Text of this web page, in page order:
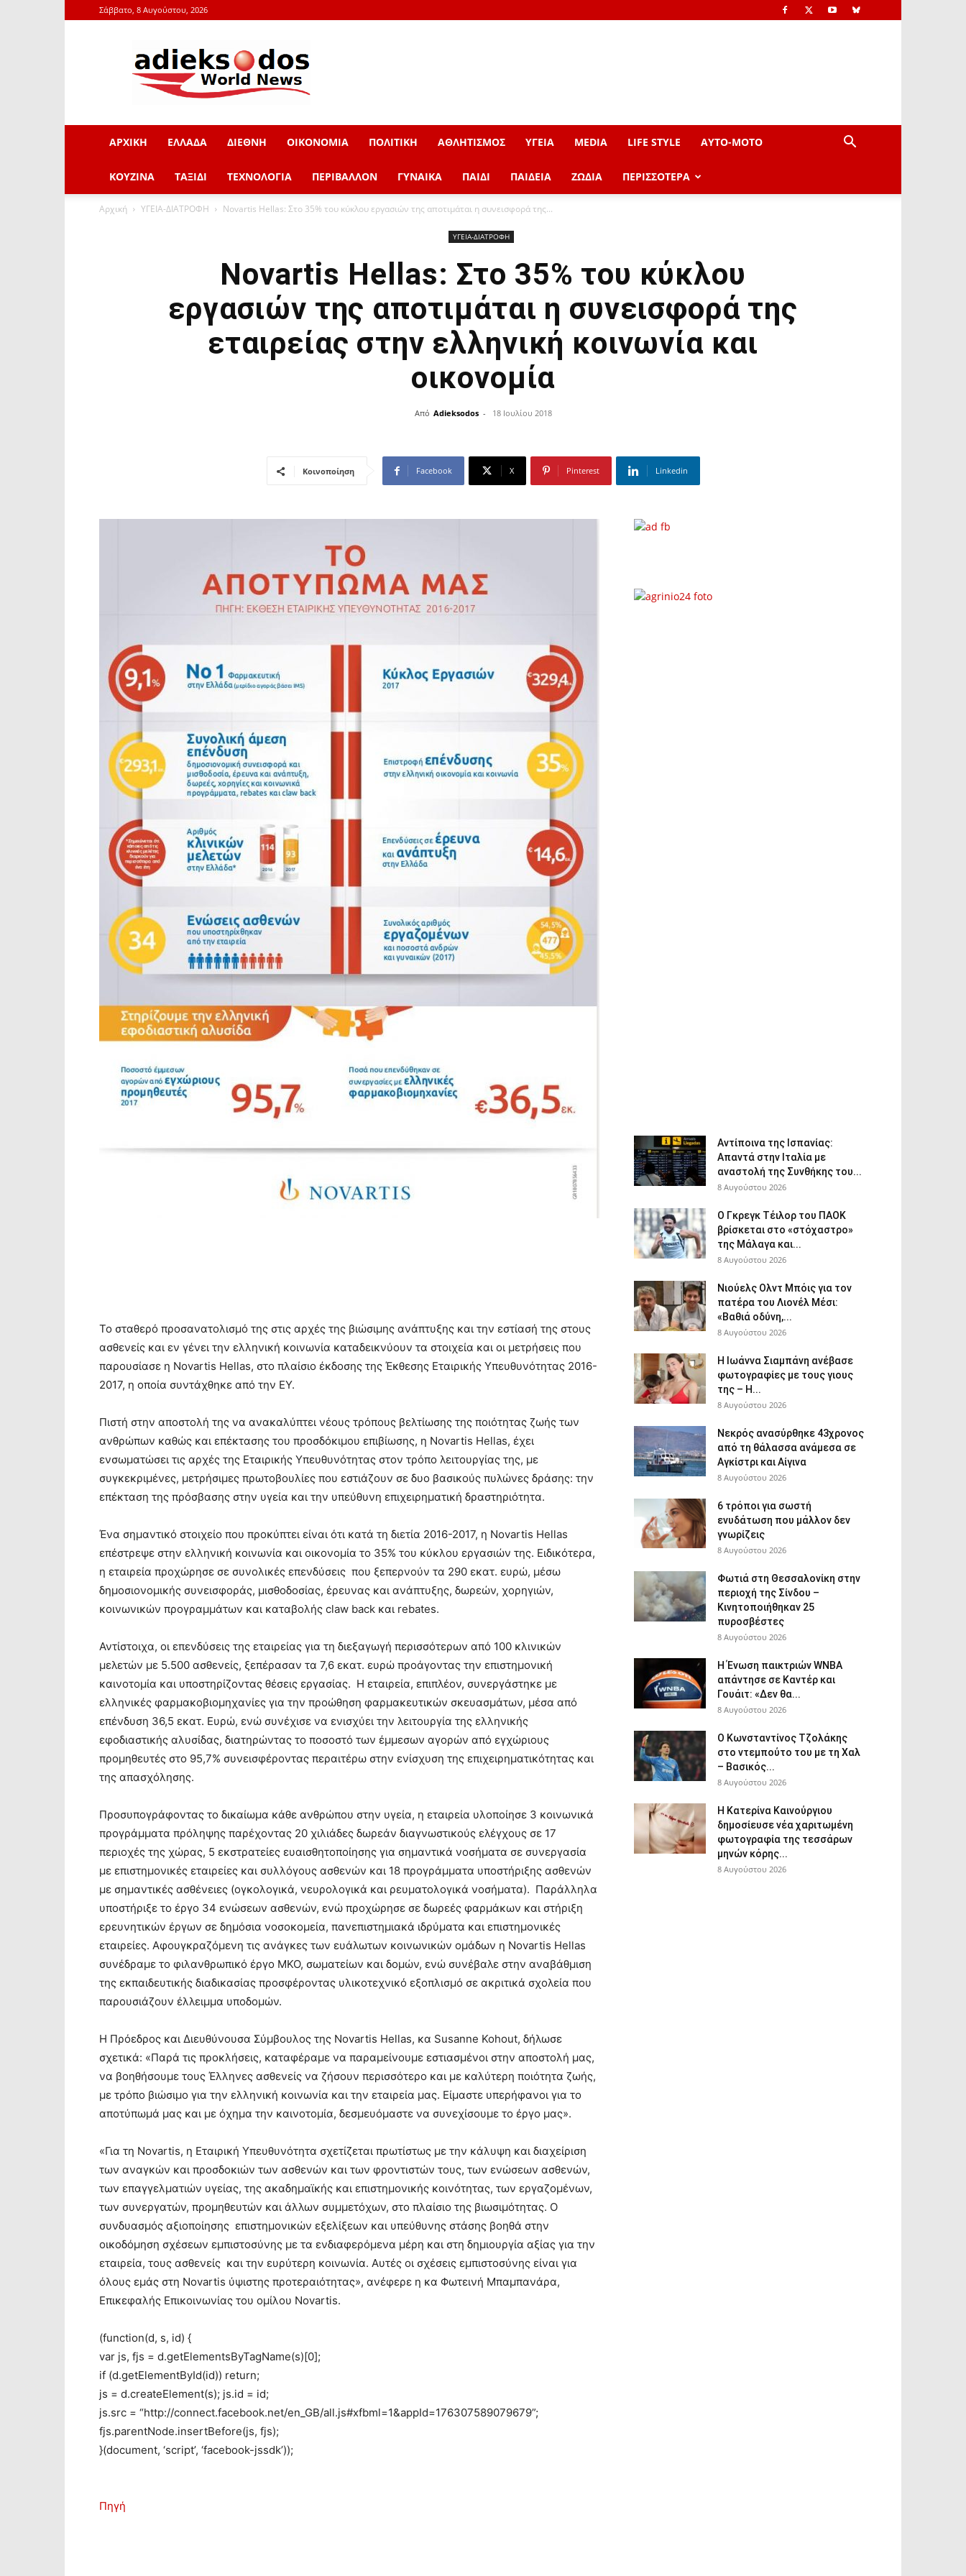
Σάββατο, 8 Αυγούστου, 2026
adieksodos.gr
ΑΡΧΙΚΗ ΕΛΛΑΔΑ ΔΙΕΘΝΗ ΟΙΚΟΝΟΜΙΑ ΠΟΛΙΤΙΚΗ ΑΘΛΗΤΙΣΜΟΣ ΥΓΕΙΑ MEDIA LIFE STYLE AYTO-ΜOTO
ΚΟΥΖΙΝΑ ΤΑΞΙΔΙ ΤΕΧΝΟΛΟΓΙΑ ΠΕΡΙΒΑΛΛΟΝ ΓΥΝΑΙΚΑ ΠΑΙΔΙ ΠΑΙΔΕΙΑ ΖΩΔΙΑ ΠΕΡΙΣΣΟΤΕΡΑ
Αρχική ΥΓΕΙΑ-ΔΙΑΤΡΟΦΗ Novartis Hellas: Στο 35% του κύκλου εργασιών της αποτιμάται η συνεισφορά της...
ΥΓΕΙΑ-ΔΙΑΤΡΟΦΗ
Novartis Hellas: Στο 35% του κύκλου
εργασιών της αποτιμάται η συνεισφορά της
εταιρείας στην ελληνική κοινωνία και
οικονομία
Από Adieksodos - 18 Ιουλίου 2018
Κοινοποίηση Facebook X Pinterest Linkedin
Το σταθερό προσανατολισμό της στις αρχές της βιώσιμης ανάπτυξης και την εστίασή της στους
ασθενείς και εν γένει την ελληνική κοινωνία καταδεικνύουν τα στοιχεία και οι μετρήσεις που
παρουσίασε η Novartis Hellas, στο πλαίσιο έκδοσης της Έκθεσης Εταιρικής Υπευθυνότητας 2016-
2017, η οποία συντάχθηκε από την ΕΥ.
Πιστή στην αποστολή της να ανακαλύπτει νέους τρόπους βελτίωσης της ποιότητας ζωής των
ανθρώπων καθώς και επέκτασης του προσδόκιμου επιβίωσης, η Novartis Hellas, έχει
ενσωματώσει τις αρχές της Εταιρικής Υπευθυνότητας στον τρόπο λειτουργίας της, με
συγκεκριμένες, μετρήσιμες πρωτοβουλίες που εστιάζουν σε δυο βασικούς πυλώνες δράσης: την
επέκταση της πρόσβασης στην υγεία και την υπεύθυνη επιχειρηματική δραστηριότητα.
Ένα σημαντικό στοιχείο που προκύπτει είναι ότι κατά τη διετία 2016-2017, η Novartis Hellas
επέστρεψε στην ελληνική κοινωνία και οικονομία το 35% του κύκλου εργασιών της. Ειδικότερα,
η εταιρεία προχώρησε σε συνολικές επενδύσεις που ξεπερνούν τα 290 εκατ. ευρώ, μέσω
δημοσιονομικής συνεισφοράς, μισθοδοσίας, έρευνας και ανάπτυξης, δωρεών, χορηγιών,
κοινωνικών προγραμμάτων και καταβολής claw back και rebates.
Αντίστοιχα, οι επενδύσεις της εταιρείας για τη διεξαγωγή περισσότερων από 100 κλινικών
μελετών με 5.500 ασθενείς, ξεπέρασαν τα 7,6 εκατ. ευρώ προάγοντας την επιστημονική
καινοτομία και υποστηρίζοντας θέσεις εργασίας. Η εταιρεία, επιπλέον, συνεργάστηκε με
ελληνικές φαρμακοβιομηχανίες για την προώθηση φαρμακευτικών σκευασμάτων, μέσα από
επένδυση 36,5 εκατ. Ευρώ, ενώ συνέχισε να ενισχύει την λειτουργία της ελληνικής
εφοδιαστικής αλυσίδας, διατηρώντας το ποσοστό των έμμεσων αγορών από εγχώριους
προμηθευτές στο 95,7% συνεισφέροντας περαιτέρω στην ενίσχυση της επιχειρηματικότητας και
της απασχόλησης.
Προσυπογράφοντας το δικαίωμα κάθε ανθρώπου στην υγεία, η εταιρεία υλοποίησε 3 κοινωνικά
προγράμματα πρόληψης παρέχοντας 20 χιλιάδες δωρεάν διαγνωστικούς ελέγχους σε 17
περιοχές της χώρας, 5 εκστρατείες ευαισθητοποίησης για σημαντικά νοσήματα σε συνεργασία
με επιστημονικές εταιρείες και συλλόγους ασθενών και 18 προγράμματα υποστήριξης ασθενών
με σημαντικές ασθένειες (ογκολογικά, νευρολογικά και ρευματολογικά νοσήματα). Παράλληλα
υποστήριξε το έργο 34 ενώσεων ασθενών, ενώ προχώρησε σε δωρεές φαρμάκων και στήριξη
ερευνητικών έργων σε δημόσια νοσοκομεία, πανεπιστημιακά ιδρύματα και επιστημονικές
εταιρείες. Αφουγκραζόμενη τις ανάγκες των ευάλωτων κοινωνικών ομάδων η Νοvartis Hellas
συνέδραμε το φιλανθρωπικό έργο ΜΚΟ, σωματείων και δομών, ενώ συνέβαλε στην αναβάθμιση
της εκπαιδευτικής διαδικασίας προσφέροντας υλικοτεχνικό εξοπλισμό σε ακριτικά σχολεία που
παρουσιάζουν έλλειμμα υποδομών.
Η Πρόεδρος και Διευθύνουσα Σύμβουλος της Novartis Hellas, κα Susanne Kohout, δήλωσε
σχετικά: «Παρά τις προκλήσεις, καταφέραμε να παραμείνουμε εστιασμένοι στην αποστολή μας,
να βοηθήσουμε τους Έλληνες ασθενείς να ζήσουν περισσότερο και με καλύτερη ποιότητα ζωής,
με τρόπο βιώσιμο για την ελληνική κοινωνία και την εταιρεία μας. Είμαστε υπερήφανοι για το
αποτύπωμά μας και με όχημα την καινοτομία, δεσμευόμαστε να συνεχίσουμε το έργο μας».
«Για τη Novartis, η Εταιρική Υπευθυνότητα σχετίζεται πρωτίστως με την κάλυψη και διαχείριση
των αναγκών και προσδοκιών των ασθενών και των φροντιστών τους, των ενώσεων ασθενών,
των επαγγελματιών υγείας, της ακαδημαϊκής και επιστημονικής κοινότητας, των εργαζομένων,
των συνεργατών, προμηθευτών και άλλων συμμετόχων, στο πλαίσιο της βιωσιμότητας. Ο
συνδυασμός αξιοποίησης επιστημονικών εξελίξεων και υπεύθυνης στάσης βοηθά στην
οικοδόμηση σχέσεων εμπιστοσύνης με τα ενδιαφερόμενα μέρη και στη δημιουργία αξίας για την
εταιρεία, τους ασθενείς και την ευρύτερη κοινωνία. Αυτές οι σχέσεις εμπιστοσύνης είναι για
όλους εμάς στη Novartis ύψιστης προτεραιότητας», ανέφερε η κα Φωτεινή Μπαμπανάρα,
Eπικεφαλής Επικοινωνίας του ομίλου Novartis.
(function(d, s, id) {
var js, fjs = d.getElementsByTagName(s)[0];
if (d.getElementById(id)) return;
js = d.createElement(s); js.id = id;
js.src = “http://connect.facebook.net/en_GB/all.js#xfbml=1&appId=176307589079679”;
fjs.parentNode.insertBefore(js, fjs);
}(document, ‘script’, ‘facebook-jssdk’));
Πηγή
Αντίποινα της Ισπανίας:
Απαντά στην Ιταλία με
αναστολή της Συνθήκης του...
8 Αυγούστου 2026
Ο Γκρεγκ Τέιλορ του ΠΑΟΚ
βρίσκεται στο «στόχαστρο»
της Μάλαγα και...
8 Αυγούστου 2026
Νιούελς Ολντ Μπόις για τον
πατέρα του Λιονέλ Μέσι:
«Βαθιά οδύνη,...
8 Αυγούστου 2026
H Ιωάννα Σιαμπάνη ανέβασε
φωτογραφίες με τους γιους
της – Η...
8 Αυγούστου 2026
Νεκρός ανασύρθηκε 43χρονος
από τη θάλασσα ανάμεσα σε
Αγκίστρι και Αίγινα
8 Αυγούστου 2026
6 τρόποι για σωστή
ενυδάτωση που μάλλον δεν
γνωρίζεις
8 Αυγούστου 2026
Φωτιά στη Θεσσαλονίκη στην
περιοχή της Σίνδου –
Κινητοποιήθηκαν 25
πυροσβέστες
8 Αυγούστου 2026
Η Ένωση παικτριών WNBA
απάντησε σε Καντέρ και
Γουάιτ: «Δεν θα...
8 Αυγούστου 2026
Ο Κωνσταντίνος Τζολάκης
στο ντεμπούτο του με τη Χαλ
– Βασικός...
8 Αυγούστου 2026
Η Κατερίνα Καινούργιου
δημοσίευσε νέα χαριτωμένη
φωτογραφία της τεσσάρων
μηνών κόρης...
8 Αυγούστου 2026